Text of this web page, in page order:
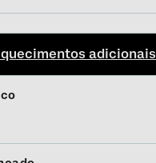
adicionais